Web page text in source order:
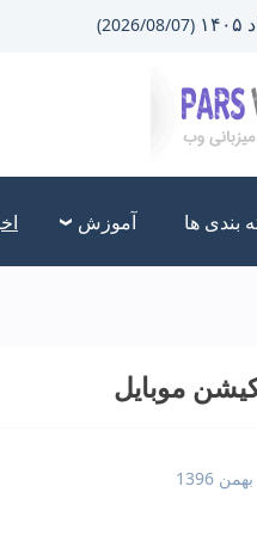
(2026/08/07)
بندی ها آموزش
موبایل